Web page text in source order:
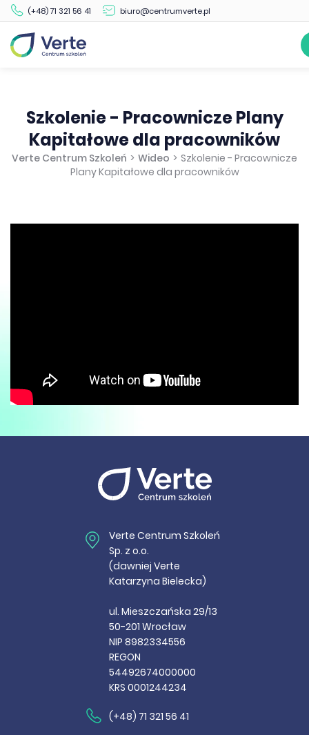
(+48) 71 321 56 41 biuro@centrumverte.pl
Szkolenie - Pracownicze Plany
Kapitałowe dla pracowników
Verte Centrum Szkoleń > Wideo > Szkolenie - Pracownicze
Plany Kapitałowe dla pracowników
Verte Centrum Szkoleń
Sp. z o.o.
(dawniej Verte
Katarzyna Bielecka)
ul. Mieszczańska 29/13
50-201 Wrocław
NIP 8982334556
REGON
54492674000000
KRS 0001244234
(+48) 71 321 56 41